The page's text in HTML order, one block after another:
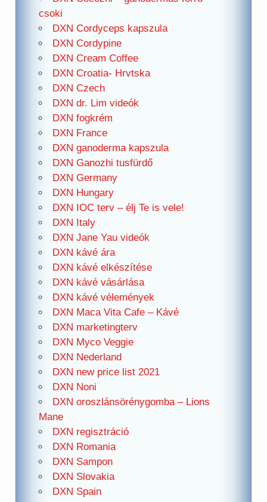
csoki
DXN Cordyceps kapszula
DXN Cordypine
DXN Cream Coffee
DXN Croatia- Hrvtska
DXN Czech
DXN dr. Lim videók
DXN fogkrém
DXN France
DXN ganoderma kapszula
DXN Ganozhi tusfürdő
DXN Germany
DXN Hungary
DXN IOC terv – élj Te is vele!
DXN Italy
DXN Jane Yau videók
DXN kávé ára
DXN kávé elkészítése
DXN kávé vásárlása
DXN kávé vélemények
DXN Maca Vita Cafe – Kávé
DXN marketingterv
DXN Myco Veggie
DXN Nederland
DXN new price list 2021
DXN Noni
DXN oroszlánsörénygomba – Lions
Mane
DXN regisztráció
DXN Romania
DXN Sampon
DXN Slovakia
DXN Spain